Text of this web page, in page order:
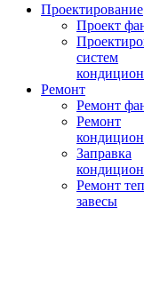
Проектирование
Проект
систем
Ремонт
Ремонт
Ремонт
Заправка
Ремонт
завесы